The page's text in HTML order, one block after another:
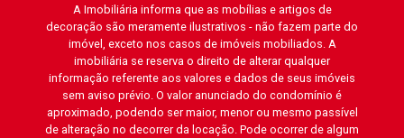
A Imobiliária informa que as mobílias e artigos de
decoração são meramente ilustrativos - não fazem parte do
imóvel, exceto nos casos de imóveis mobiliados. A
imobiliária se reserva o direito de alterar qualquer
informação referente aos valores e dados de seus imóveis
sem aviso prévio. O valor anunciado do condomínio é
aproximado, podendo ser maior, menor ou mesmo passível
de alteração no decorrer da locação. Pode ocorrer de algum